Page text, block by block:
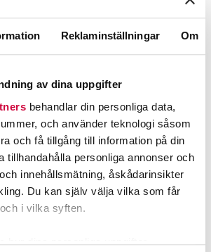
Reklaminställningar Om
av dina uppgifter
behandlar din personliga data,
och använder teknologi såsom
och få tillgång till information på din
tillhandahålla personliga annonser och
innehållsmätning, åskådarinsikter
Du kan själv välja vilka som får
i vilka syften.
hur dina personliga uppgifter
och arbetslösas sida
försämringar i det finländska
av låginkomsttagares socialskydd
på. Fackförbundet JHL har motsatt
bland annat med strejker och
är FFC:s och de FFC-
nödrop för den arbetande
alltid arbetstagarnas och de
När det stormar i arbetslivet är vi här